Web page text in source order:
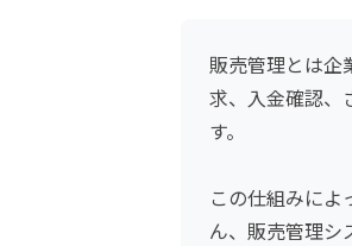
販売管理とは企
求、入金確認、
す。
この仕組みに
ん、販売管理シ